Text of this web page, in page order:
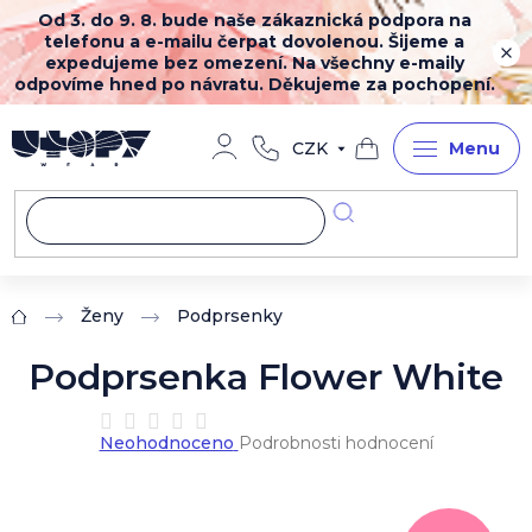
Přejít
na
obsah
Od 3. do 9. 8. bude naše zákaznická podpora na
telefonu a e-mailu čerpat dovolenou. Šijeme a
expedujeme bez omezení. Na všechny e-maily
odpovíme hned po návratu. Děkujeme za pochopení.
CZK
Nákupní
košík
Domů Ženy Podprsenky
Podprsenka Flower White
Průměrné
hodnocení
Neohodnoceno Podrobnosti hodnocení